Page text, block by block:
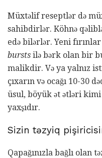
Müxtəlif reseptlər də
sahibdirlər. Köhnə
edə bilərlər. Yeni
bursts ilə bərk olan bir
malikdir. Və ya yalnız
çıxarın və ocağı 10-30
üsul, böyük ət ətləri
yaxşıdır.
Sizin təzyiq
Qapağınızla bağlı olan